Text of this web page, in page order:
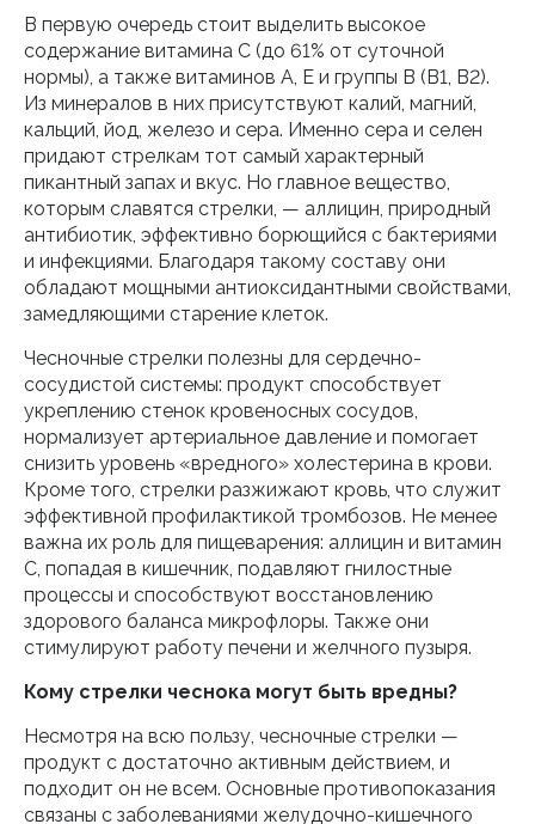
В первую очередь стоит выделить высокое
содержание витамина С (до 61% от суточной
нормы), а также витаминов А, Е и группы В (В1, В2).
Из минералов в них присутствуют калий, магний,
кальций, йод, железо и сера. Именно сера и селен
придают стрелкам тот самый характерный
пикантный запах и вкус. Но главное вещество,
которым славятся стрелки, — аллицин, природный
антибиотик, эффективно борющийся с бактериями
и инфекциями. Благодаря такому составу они
обладают мощными антиоксидантными свойствами,
замедляющими старение клеток.
Чесночные стрелки полезны для сердечно-
сосудистой системы: продукт способствует
укреплению стенок кровеносных сосудов,
нормализует артериальное давление и помогает
снизить уровень «вредного» холестерина в крови.
Кроме того, стрелки разжижают кровь, что служит
эффективной профилактикой тромбозов. Не менее
важна их роль для пищеварения: аллицин и витамин
С, попадая в кишечник, подавляют гнилостные
процессы и способствуют восстановлению
здорового баланса микрофлоры. Также они
стимулируют работу печени и желчного пузыря.
Кому стрелки чеснока могут быть вредны?
Несмотря на всю пользу, чесночные стрелки —
продукт с достаточно активным действием, и
подходит он не всем. Основные противопоказания
связаны с заболеваниями желудочно-кишечного